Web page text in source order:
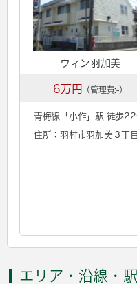
ウィン羽加美
6万円 （管理費:-）
青梅線「 小作」駅 徒歩22
住所：羽村市羽加美３丁目
エリア・沿線・